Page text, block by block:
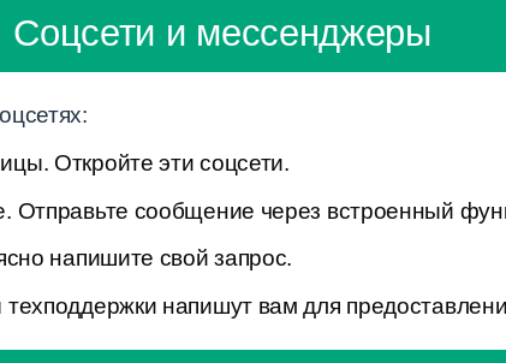
Соцсети и мессенджеры
Откройте эти соцсети.
Отправьте сообщение через встроенный
напишите свой запрос.
напишут вам для